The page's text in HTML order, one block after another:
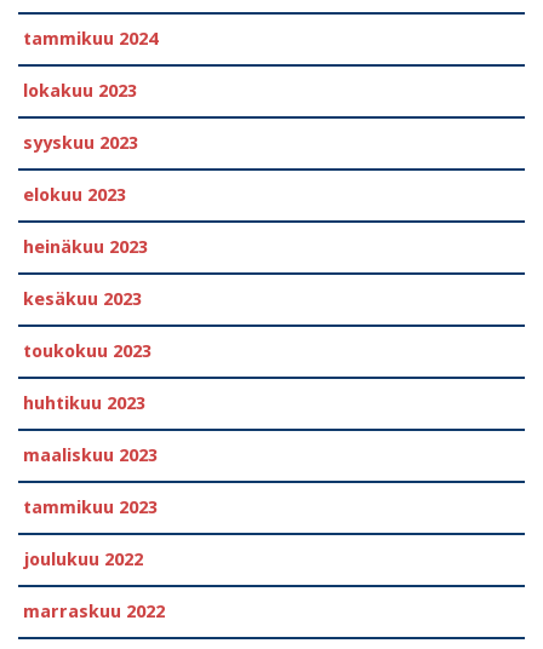
tammikuu 2024
lokakuu 2023
syyskuu 2023
elokuu 2023
heinäkuu 2023
kesäkuu 2023
toukokuu 2023
huhtikuu 2023
maaliskuu 2023
tammikuu 2023
joulukuu 2022
marraskuu 2022